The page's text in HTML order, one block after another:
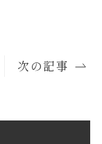
次の記事